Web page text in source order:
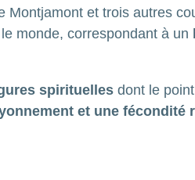
et trois autres
monde, correspondant à un
spirituelles dont le
et une fécondité